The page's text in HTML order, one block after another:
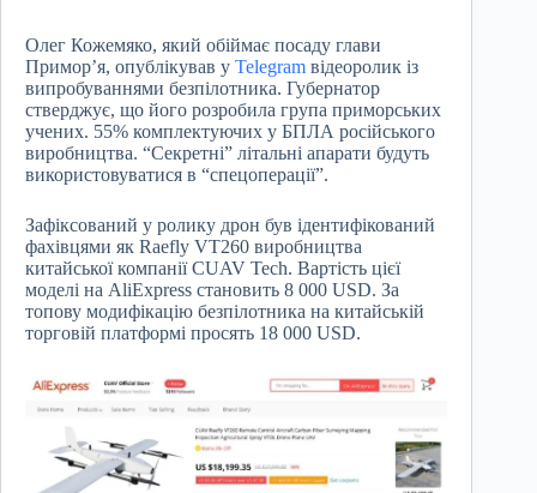
Олег Кожемяко, який обіймає посаду глави
Примор’я, опублікував у Telegram відеоролик із
випробуваннями безпілотника. Губернатор
стверджує, що його розробила група приморських
учених. 55% комплектуючих у БПЛА російського
виробництва. “Секретні” літальні апарати будуть
використовуватися в “спецоперації”.
Зафіксований у ролику дрон був ідентифікований
фахівцями як Raefly VT260 виробництва
китайської компанії CUAV Tech. Вартість цієї
моделі на AliExpress становить 8 000 USD. За
топову модифікацію безпілотника на китайській
торговій платформі просять 18 000 USD.